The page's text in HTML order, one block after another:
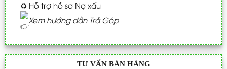
♻️ Hỗ trợ hồ sơ Nợ xấu
Xem hướng dẫn Trả Góp
TƯ VẤN BÁN HÀNG